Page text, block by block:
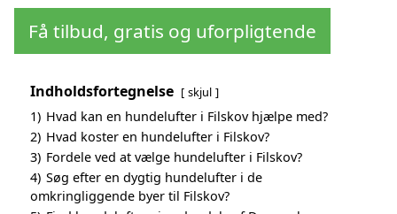
Få tilbud, gratis og uforpligtende
Indholdsfortegnelse skjul
1) Hvad kan en hundelufter i Filskov hjælpe med?
2) Hvad koster en hundelufter i Filskov?
3) Fordele ved at vælge hundelufter i Filskov?
4) Søg efter en dygtig hundelufter i de
omkringliggende byer til Filskov?